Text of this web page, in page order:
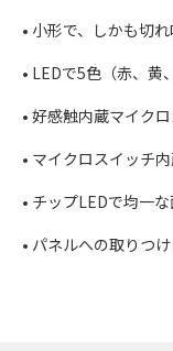
• 小形で、しかも切
• LEDで5色（赤、黄
• 好感触内蔵マイク
• マイクロスイッチ
• チップLEDで均一な
• パネルへの取りつ